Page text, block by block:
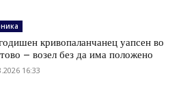
кривопаланчанец уапсен во
– возел без да има положено
16:33